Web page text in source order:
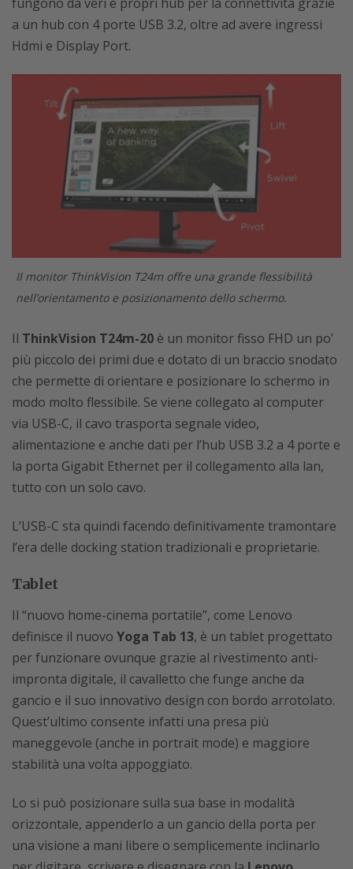
a un hub con 4 porte USB 3.2, oltre ad avere ingressi
Hdmi e Display Port.
Il monitor ThinkVision T24m offre una grande flessibilità
nell’orientamento e posizionamento dello schermo.
Il ThinkVision T24m-20 è un monitor fisso FHD un po’
più piccolo dei primi due e dotato di un braccio snodato
che permette di orientare e posizionare lo schermo in
modo molto flessibile. Se viene collegato al computer
via USB-C, il cavo trasporta segnale video,
alimentazione e anche dati per l’hub USB 3.2 a 4 porte e
la porta Gigabit Ethernet per il collegamento alla lan,
tutto con un solo cavo.
L’USB-C sta quindi facendo definitivamente tramontare
l’era delle docking station tradizionali e proprietarie.
Tablet
Il “nuovo home-cinema portatile”, come Lenovo
definisce il nuovo Yoga Tab 13, è un tablet progettato
per funzionare ovunque grazie al rivestimento anti-
impronta digitale, il cavalletto che funge anche da
gancio e il suo innovativo design con bordo arrotolato.
Quest’ultimo consente infatti una presa più
maneggevole (anche in portrait mode) e maggiore
stabilità una volta appoggiato.
Lo si può posizionare sulla sua base in modalità
orizzontale, appenderlo a un gancio della porta per
una visione a mani libere o semplicemente inclinarlo